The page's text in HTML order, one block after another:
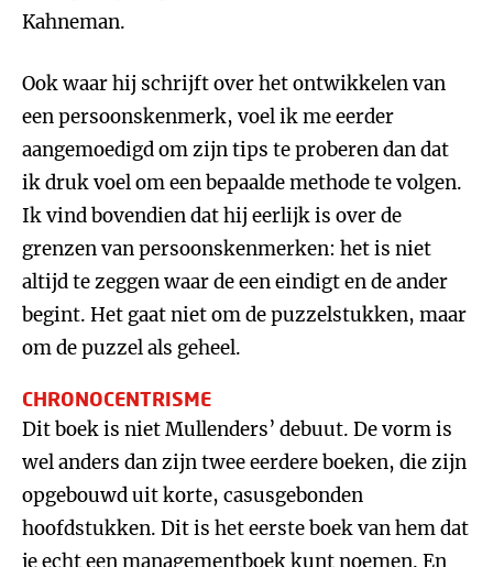
Kahneman.
Ook waar hij schrijft over het ontwikkelen van
een persoonskenmerk, voel ik me eerder
aangemoedigd om zijn tips te proberen dan dat
ik druk voel om een bepaalde methode te volgen.
Ik vind bovendien dat hij eerlijk is over de
grenzen van persoonskenmerken: het is niet
altijd te zeggen waar de een eindigt en de ander
begint. Het gaat niet om de puzzelstukken, maar
om de puzzel als geheel.
CHRONOCENTRISME
Dit boek is niet Mullenders’ debuut. De vorm is
wel anders dan zijn twee eerdere boeken, die zijn
opgebouwd uit korte, casusgebonden
hoofdstukken. Dit is het eerste boek van hem dat
je echt een managementboek kunt noemen. En